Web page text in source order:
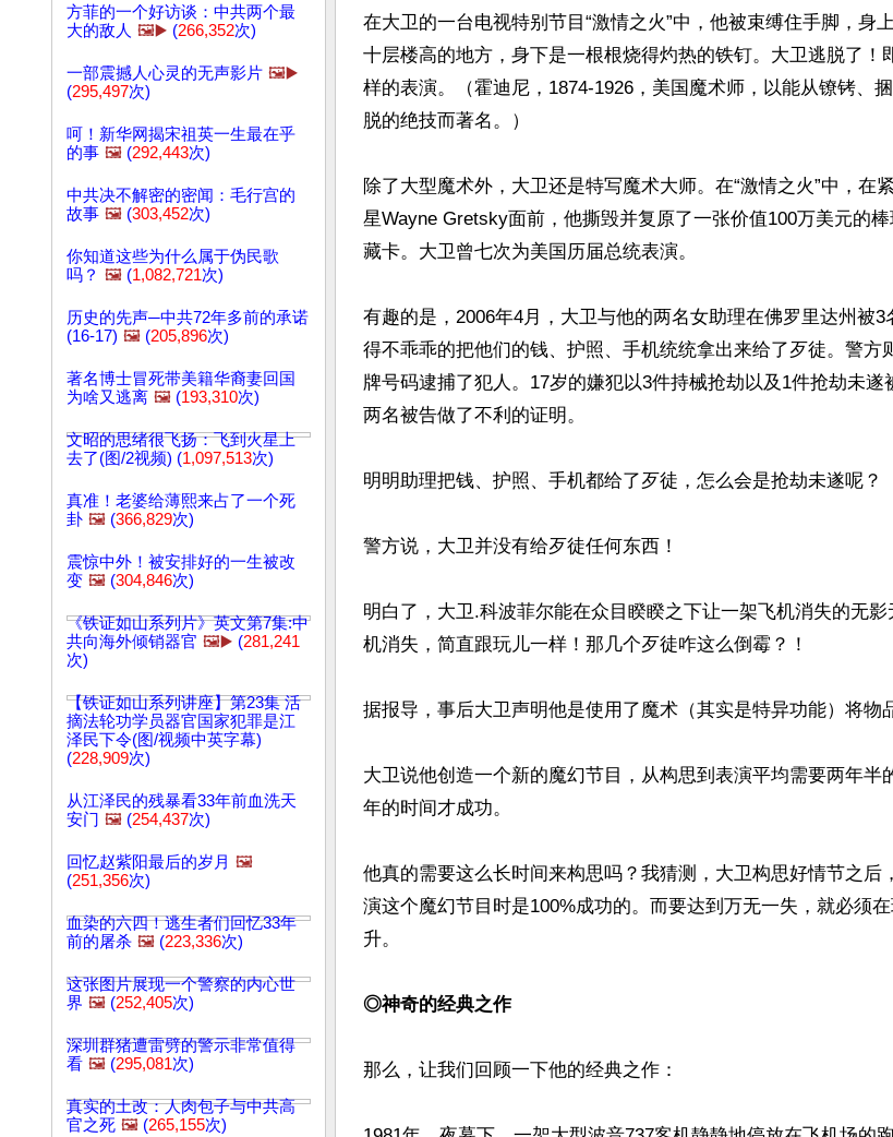
方菲的一个好访谈：中共两个最
大的敌人 🖼️▶️ (266,352次)
一部震撼人心灵的无声影片 🖼️▶️
(295,497次)
呵！新华网揭宋祖英一生最在乎
的事 🖼️ (292,443次)
中共决不解密的密闻：毛行宫的
故事 🖼️ (303,452次)
你知道这些为什么属于伪民歌
吗？ 🖼️ (1,082,721次)
历史的先声─中共72年多前的承诺
(16-17) 🖼️ (205,896次)
著名博士冒死带美籍华裔妻回国
为啥又逃离 🖼️ (193,310次)
文昭的思绪很飞扬：飞到火星上
去了(图/2视频) (1,097,513次)
真准！老婆给薄熙来占了一个死
卦 🖼️ (366,829次)
震惊中外！被安排好的一生被改
变 🖼️ (304,846次)
《铁证如山系列片》英文第7集:中
共向海外倾销器官 🖼️▶️ (281,241
次)
【铁证如山系列讲座】第23集 活
摘法轮功学员器官国家犯罪是江
泽民下令(图/视频中英字幕)
(228,909次)
从江泽民的残暴看33年前血洗天
安门 🖼️ (254,437次)
回忆赵紫阳最后的岁月 🖼️
(251,356次)
血染的六四！逃生者们回忆33年
前的屠杀 🖼️ (223,336次)
这张图片展现一个警察的内心世
界 🖼️ (252,405次)
深圳群猪遭雷劈的警示非常值得
看 🖼️ (295,081次)
真实的土改：人肉包子与中共高
官之死 🖼️ (265,155次)
在大卫的一台电视特别节目“激情之火”中，他被束缚住手脚，身
十层楼高的地方，身下是一根根烧得灼热的铁钉。大卫逃脱了！
样的表演。（霍迪尼，1874-1926，美国魔术师，以能从镣铐、
脱的绝技而著名。）
除了大型魔术外，大卫还是特写魔术大师。在“激情之火”中，在
星Wayne Gretsky面前，他撕毁并复原了一张价值100万美元的
藏卡。大卫曾七次为美国历届总统表演。
有趣的是，2006年4月，大卫与他的两名女助理在佛罗里达州被
得不乖乖的把他们的钱、护照、手机统统拿出来给了歹徒。警方
牌号码逮捕了犯人。17岁的嫌犯以3件持械抢劫以及1件抢劫未
两名被告做了不利的证明。
明明助理把钱、护照、手机都给了歹徒，怎么会是抢劫未遂呢？
警方说，大卫并没有给歹徒任何东西！
明白了，大卫.科波菲尔能在众目睽睽之下让一架飞机消失的无
机消失，简直跟玩儿一样！那几个歹徒咋这么倒霉？！
据报导，事后大卫声明他是使用了魔术（其实是特异功能）将物
大卫说他创造一个新的魔幻节目，从构思到表演平均需要两年半
年的时间才成功。
他真的需要这么长时间来构思吗？我猜测，大卫构思好情节之后
演这个魔幻节目时是100%成功的。而要达到万无一失，就必须
升。
◎神奇的经典之作
那么，让我们回顾一下他的经典之作：